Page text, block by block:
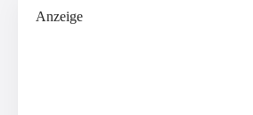
Anzeige